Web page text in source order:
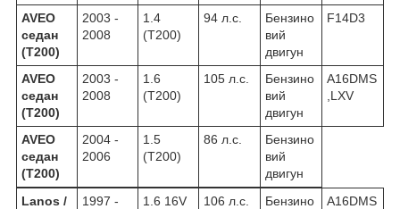
AVEO
седан
(T200)
2003 -
2008
1.4
(T200)
94 л.с.
Бензино
вий
двигун
F14D3
AVEO
седан
(T200)
2003 -
2008
1.6
(T200)
105 л.с.
Бензино
вий
двигун
A16DMS
,LXV
AVEO
седан
(T200)
2004 -
2006
1.5
(T200)
86 л.с.
Бензино
вий
двигун
Lanos /
1997 -
1.6 16V
106 л.с.
Бензино
A16DMS